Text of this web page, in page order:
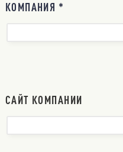
КОМПАНИЯ *
САЙТ КОМПАНИИ